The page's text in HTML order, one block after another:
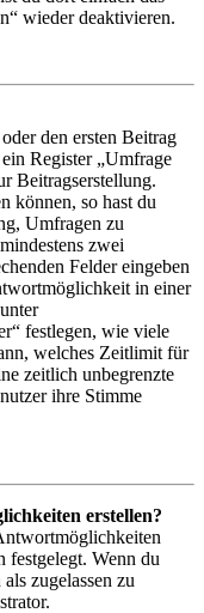
wieder deaktivieren.
den ersten Beitrag
Register „Umfrage
Beitragserstellung.
können, so hast du
Umfragen zu
zwei
Felder eingeben
in einer
festlegen, wie viele
welches Zeitlimit für
zeitlich unbegrenzte
ihre Stimme
erstellen?
Wenn du
zugelassen zu